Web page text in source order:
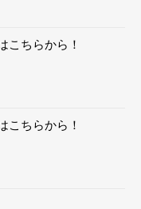
こちらから！
こちらから！